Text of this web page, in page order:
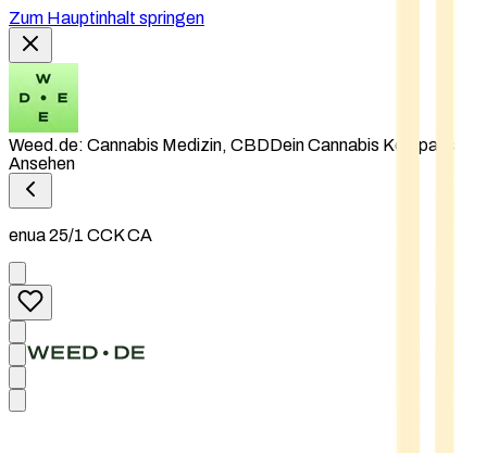
Zum Hauptinhalt springen
Weed.de: Cannabis Medizin, CBDDein Cannabis Kompass
Ansehen
enua 25/1 CCK CA